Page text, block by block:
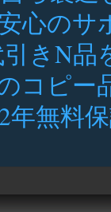
心の
きN
コピ
年無料